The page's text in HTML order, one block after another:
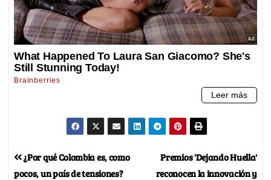
Premios 'Dejando Huella'
reconocen la innovación y
¿Por qué Colombia es, como
pocos, un país de tensiones?